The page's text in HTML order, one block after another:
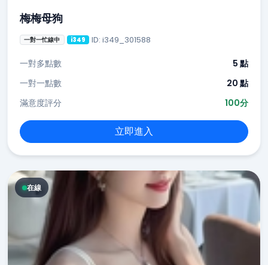
梅梅母狗
一對一忙線中 i349 ID: i349_301588
一對多點數
5 點
一對一點數
20 點
滿意度評分
100分
立即進入
在線